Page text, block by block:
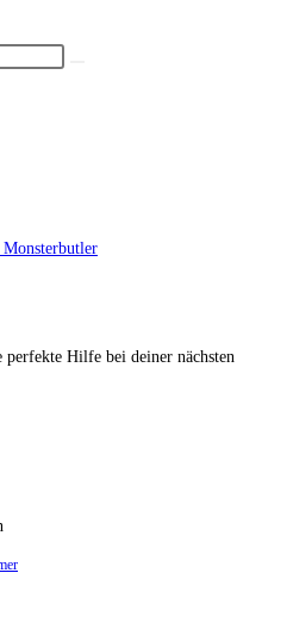
Hilfe bei deiner nächsten